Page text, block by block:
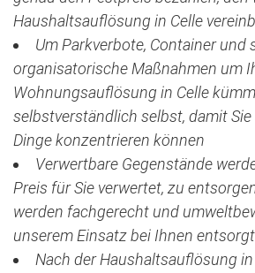
Haushaltsauflösung in Celle
Um Parkverbote, Container und
organisatorische Maßnahmen um
Wohnungsauflösung in Celle
selbstverständlich selbst, damit
Dinge konzentrieren können
Verwertbare Gegenstände
Preis für Sie verwertet, zu
werden fachgerecht und
unserem Einsatz bei Ihnen entsorgt
Nach der Haushaltsauflösung